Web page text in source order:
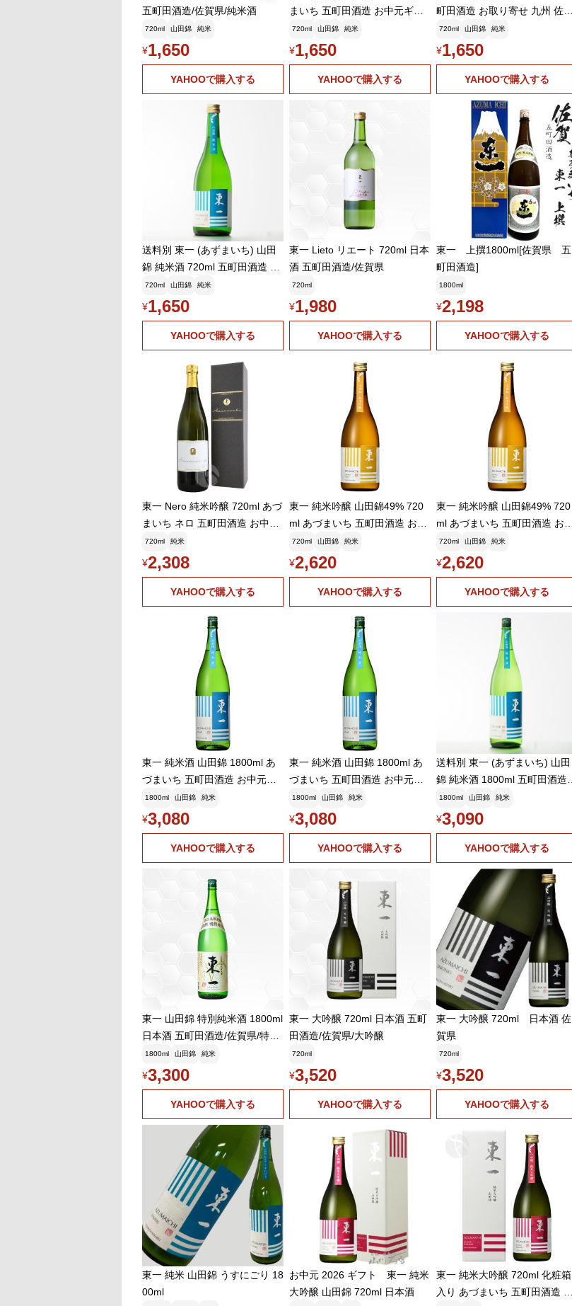
五町田酒造/佐賀県/純米酒
720ml 山田錦 純米
¥1,650
YAHOOで購入する
まいち 五町田酒造 お中元ギフ
ト
720ml 山田錦 純米
¥1,650
YAHOOで購入する
町田酒造 お取り寄せ 九州 佐賀
お酒 日本酒 銘酒 グルメ
720ml 山田錦 純米
¥1,650
YAHOOで購入する
送料別 東一 (あずまいち) 山田
錦 純米酒 720ml 五町田酒造 佐
賀県 日本酒 お酒 御中元
720ml 山田錦 純米
¥1,650
YAHOOで購入する
東一 Lieto リエート 720ml 日本
酒 五町田酒造/佐賀県
720ml
¥1,980
YAHOOで購入する
東一 上撰1800ml[佐賀県 五
町田酒造]
1800ml
¥2,198
YAHOOで購入する
東一 Nero 純米吟醸 720ml あづ
まいち ネロ 五町田酒造 お中元
ギフト
720ml 純米
¥2,308
YAHOOで購入する
東一 純米吟醸 山田錦49% 720
ml あづまいち 五町田酒造 お中
元ギフト
720ml 山田錦 純米
¥2,620
YAHOOで購入する
東一 純米吟醸 山田錦49% 720
ml あづまいち 五町田酒造 お中
元ギフト
720ml 山田錦 純米
¥2,620
YAHOOで購入する
東一 純米酒 山田錦 1800ml あ
づまいち 五町田酒造 お中元ギ
フト
1800ml 山田錦 純米
¥3,080
YAHOOで購入する
東一 純米酒 山田錦 1800ml あ
づまいち 五町田酒造 お中元ギ
フト
1800ml 山田錦 純米
¥3,080
YAHOOで購入する
送料別 東一 (あずまいち) 山田
錦 純米酒 1800ml 五町田酒造
佐賀県 日本酒 お酒 御中元
1800ml 山田錦 純米
¥3,090
YAHOOで購入する
東一 山田錦 特別純米酒 1800ml
日本酒 五町田酒造/佐賀県/特別
純米酒
1800ml 山田錦 純米
¥3,300
YAHOOで購入する
東一 大吟醸 720ml 日本酒 五町
田酒造/佐賀県/大吟醸
720ml
¥3,520
YAHOOで購入する
東一 大吟醸 720ml 日本酒 佐
賀県
720ml
¥3,520
YAHOOで購入する
東一 純米 山田錦 うすにごり 18
00ml
お中元 2026 ギフト 東一 純米
大吟醸 山田錦 720ml 日本酒
東一 純米大吟醸 720ml 化粧箱
入り あづまいち 五町田酒造 お